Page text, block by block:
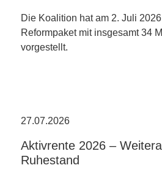
Die Koalition hat am 2. Juli
Reformpaket mit insgesamt 34
vorgestellt.
27.07.2026
Aktivrente 2026 –
Ruhestand